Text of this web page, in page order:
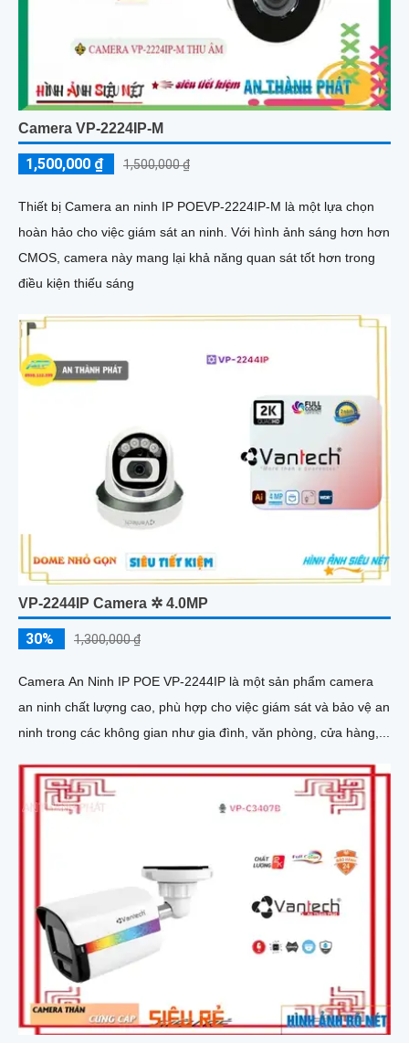
Camera VP-2224IP-M
1,500,000 ₫ 1,500,000 ₫
Thiết bị Camera an ninh IP POEVP-2224IP-M là một lựa chọn
hoàn hảo cho việc giám sát an ninh. Với hình ảnh sáng hơn hơn
CMOS, camera này mang lại khả năng quan sát tốt hơn trong
điều kiện thiếu sáng
VP-2244IP Camera ✲ 4.0MP
30% 1,300,000 ₫
Camera An Ninh IP POE VP-2244IP là một sản phẩm camera
an ninh chất lượng cao, phù hợp cho việc giám sát và bảo vệ an
ninh trong các không gian như gia đình, văn phòng, cửa hàng,...